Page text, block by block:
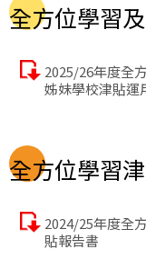
全方位學習
2025/26年度全
姊妹學校津貼運
全方位學習
2024/25年度全
貼報告書